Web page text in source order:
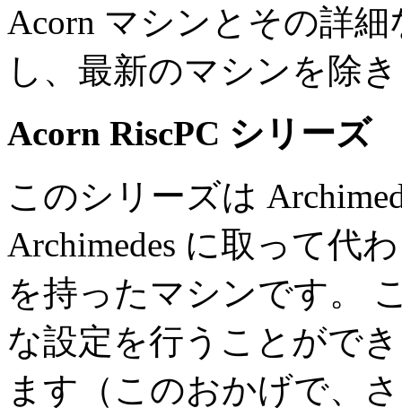
Acorn マシンとその詳
し、最新のマシンを除
Acorn RiscPC シリーズ
このシリーズは
Archimedes に取って代
を持ったマシンです。
な設定を行うことがで
ます（このおかげで、